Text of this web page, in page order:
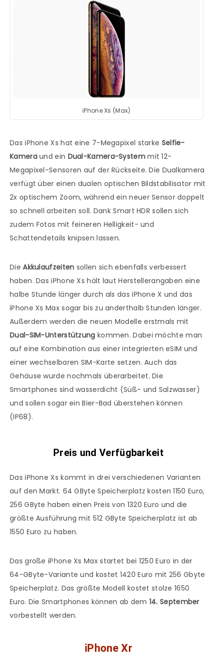
iPhone Xs (Max)
Das iPhone Xs hat eine 7-Megapixel starke Selfie-
Kameraund ein Dual-Kamera-Systemmit 12-
Megapixel-Sensoren auf der Rückseite. Die Dualkamera
verfügt über einen dualen optischen Bildstabilisator mit
2x optischem Zoom, während ein neuer Sensor doppelt
so schnell arbeiten soll. Dank Smart HDR sollen sich
zudem Fotos mit feineren Helligkeit- und
Schattendetails knipsen lassen.
DieAkkulaufzeiten sollen sich ebenfalls verbessert
haben. Das iPhone Xs hält laut Herstellerangaben eine
halbe Stunde länger durch als das iPhone X und das
iPhone Xs Max sogar bis zu anderthalb Stunden länger.
Außerdem werden die neuen Modelle erstmals mit
Dual-SIM-Unterstützung kommen. Dabei möchte man
auf eine Kombination aus einer integrierten eSIM und
einer wechselbaren SIM-Karte setzen. Auch das
Gehäuse wurde nochmals überarbeitet. Die
Smartphones sind wasserdicht (Süß- und Salzwasser)
und sollen sogar ein Bier-Bad überstehen können
(IP68).
Preis und Verfügbarkeit
Das iPhone Xs kommt in drei verschiedenen Varianten
auf den Markt. 64 GByte Speicherplatz kosten 1150 Euro,
256 GByte haben einen Preis von 1320 Euro und die
größte Ausführung mit 512 GByte Speicherplatz ist ab
1550 Euro zu haben.
Das große iPhone Xs Max startet bei 1250 Euro in der
64-GByte-Variante und kostet 1420 Euro mit 256 Gbyte
Speicherplatz. Das größte Modell kostet stolze 1650
Euro. Die Smartphones können ab dem 14. September
vorbestellt werden.
iPhone Xr